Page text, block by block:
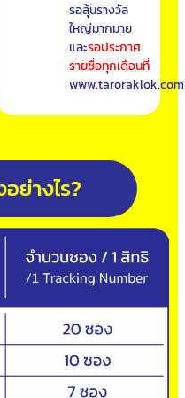
รอลุ้นรางวัล
ใหญ่มากมาย
และรอประกาศ
รายชื่อทุกเดือนที่
www.taroraklok.com
ย่างไร?